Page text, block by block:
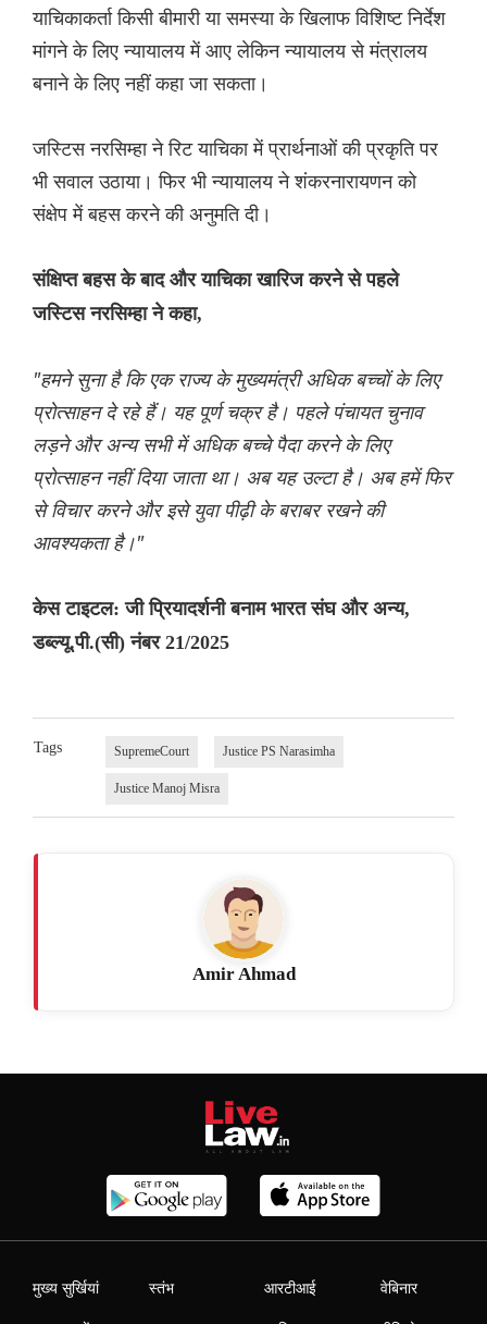
याचिकाकर्ता किसी बीमारी या समस्या के खिलाफ विशिष्ट निर्देश
मांगने के लिए न्यायालय में आए लेकिन न्यायालय से मंत्रालय
बनाने के लिए नहीं कहा जा सकता।
जस्टिस नरसिम्हा ने रिट याचिका में प्रार्थनाओं की प्रकृति पर
भी सवाल उठाया। फिर भी न्यायालय ने शंकरनारायणन को
संक्षेप में बहस करने की अनुमति दी।
संक्षिप्त बहस के बाद और याचिका खारिज करने से पहले
जस्टिस नरसिम्हा ने कहा,
"हमने सुना है कि एक राज्य के मुख्यमंत्री अधिक बच्चों के लिए
प्रोत्साहन दे रहे हैं। यह पूर्ण चक्र है। पहले पंचायत चुनाव
लड़ने और अन्य सभी में अधिक बच्चे पैदा करने के लिए
प्रोत्साहन नहीं दिया जाता था। अब यह उल्टा है। अब हमें फिर
से विचार करने और इसे युवा पीढ़ी के बराबर रखने की
आवश्यकता है।"
केस टाइटल: जी प्रियादर्शनी बनाम भारत संघ और अन्य,
डब्ल्यू.पी.(सी) नंबर 21/2025
Tags SupremeCourt Justice PS Narasimha
Justice Manoj Misra
Amir Ahmad
मुख्य सुर्खियां स्तंभ आरटीआई वेबिनार